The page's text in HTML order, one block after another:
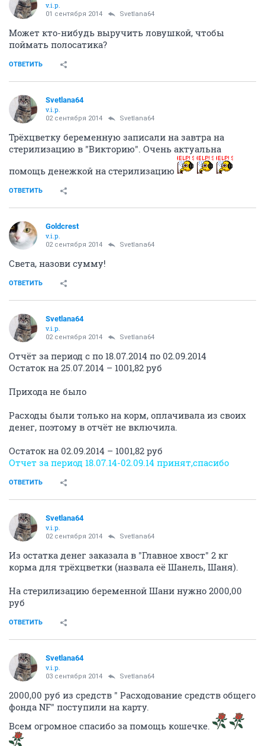
v.i.p.
01 сентября 2014 Svetlana64
Может кто-нибудь выручить ловушкой, чтобы
поймать полосатика?
ОТВЕТИТЬ
Svetlana64
v.i.p.
02 сентября 2014 Svetlana64
Трёхцветку беременную записали на завтра на
стерилизацию в "Викторию". Очень актуальна
помощь денежкой на стерилизацию
ОТВЕТИТЬ
Goldcrest
v.i.p.
02 сентября 2014 Svetlana64
Света, назови сумму!
ОТВЕТИТЬ
Svetlana64
v.i.p.
02 сентября 2014 Svetlana64
Отчёт за период с по 18.07.2014 по 02.09.2014
Остаток на 25.07.2014 – 1001,82 руб
Прихода не было
Расходы были только на корм, оплачивала из своих
денег, поэтому в отчёт не включила.
Остаток на 02.09.2014 – 1001,82 руб
Отчет за период 18.07.14-02.09.14 принят,спасибо
ОТВЕТИТЬ
Svetlana64
v.i.p.
02 сентября 2014 Svetlana64
Из остатка денег заказала в "Главное хвост" 2 кг
корма для трёхцветки (назвала её Шанель, Шаня).
На стерилизацию беременной Шани нужно 2000,00
руб
ОТВЕТИТЬ
Svetlana64
v.i.p.
03 сентября 2014 Svetlana64
2000,00 руб из средств " Расходование средств общего
фонда NF" поступили на карту.
Всем огромное спасибо за помощь кошечке.